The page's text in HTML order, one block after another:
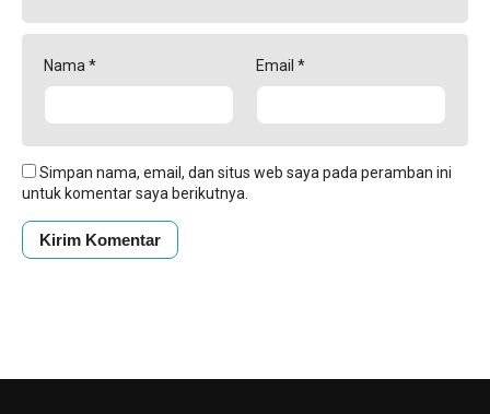
Nama * Email *
Simpan nama, email, dan situs web saya pada peramban ini
untuk komentar saya berikutnya.